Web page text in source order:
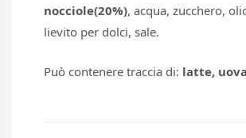
nocciole(20%), acqua, zucchero,
lievito per dolci, sale.
Può contenere traccia di: latte,